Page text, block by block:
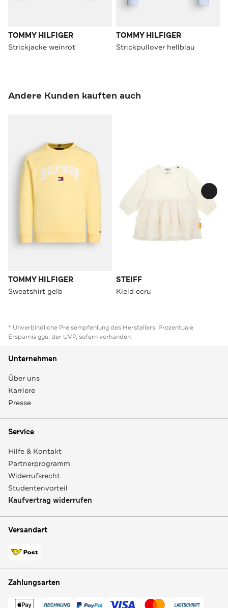
TOMMY HILFIGER
Strickjacke weinrot
TOMMY HILFIGER
Strickpullover hellblau
Andere Kunden kauften auch
TOMMY HILFIGER
Sweatshirt gelb
STEIFF
Kleid ecru
* Unverbindliche Preisempfehlung des Herstellers. Prozentuale
Ersparnis ggü. der UVP, sofern vorhanden
Unternehmen
Über uns
Karriere
Presse
Service
Hilfe & Kontakt
Partnerprogramm
Widerrufsrecht
Studentenvorteil
Kaufvertrag widerrufen
Versandart
Zahlungsarten